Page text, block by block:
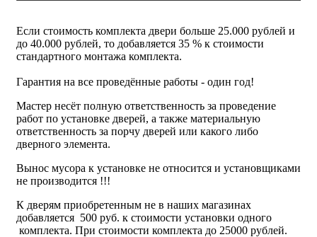
Если стоимость комплекта двери больше 25.000 рублей и
до 40.000 рублей, то добавляется 35 % к стоимости
стандартного монтажа комплекта.
Гарантия на все проведённые работы - один год!
Мастер несёт полную ответственность за проведение
работ по установке дверей, а также материальную
ответственность за порчу дверей или какого либо
дверного элемента.
Вынос мусора к установке не относится и установщиками
не производится !!!
К дверям приобретенным не в наших магазинах
добавляется 500 руб. к стоимости установки одного
комплекта. При стоимости комплекта до 25000 рублей.